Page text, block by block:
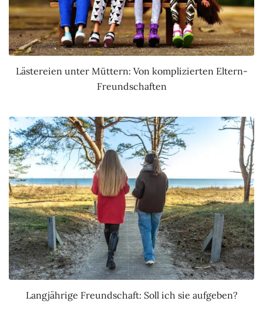
Lästereien unter Müttern: Von komplizierten Eltern-
Freundschaften
Langjährige Freundschaft: Soll ich sie aufgeben?